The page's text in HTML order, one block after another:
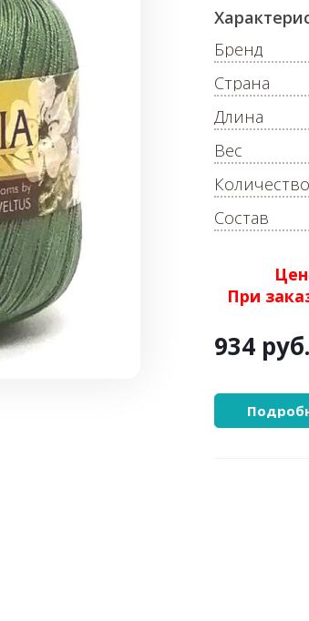
При
934 руб.
Бренд
Страна
Длина
Вес
Состав